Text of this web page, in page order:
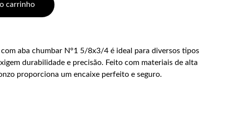
carrinho
aba chumbar N°1 5/8x3/4 é ideal para diversos tipos
durabilidade e precisão. Feito com materiais de alta
proporciona um encaixe perfeito e seguro.